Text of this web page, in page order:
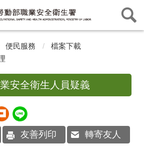
便民服務
檔案下載
安全衛生人員疑義
友善列印 轉寄友人